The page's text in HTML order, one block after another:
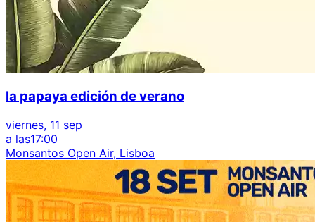
la papaya edición de verano
viernes, 11 sep
a las17:00
Monsantos Open Air, Lisboa